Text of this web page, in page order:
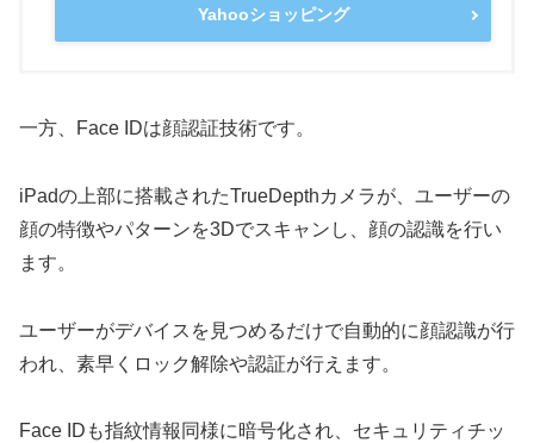
Yahooショッピング
一方、Face IDは顔認証技術です。
iPadの上部に搭載されたTrueDepthカメラが、ユーザーの
顔の特徴やパターンを3Dでスキャンし、顔の認識を行い
ます。
ユーザーがデバイスを見つめるだけで自動的に顔認識が行
われ、素早くロック解除や認証が行えます。
Face IDも指紋情報同様に暗号化され、セキュリティチッ